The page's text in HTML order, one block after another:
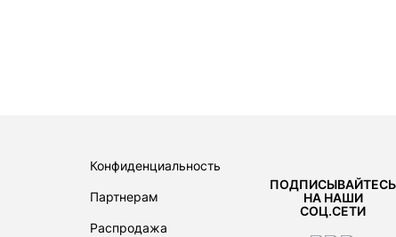
ПОДПИСЫВАЙТЕСЬ
НА НАШИ
СОЦ.СЕТИ
Конфиденциальность
Партнерам
Распродажа